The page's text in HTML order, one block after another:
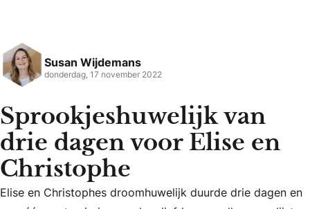
Susan Wijdemans
donderdag, 17 november 2022
Sprookjeshuwelijk van
drie dagen voor Elise en
Christophe
Elise en Christophes droomhuwelijk duurde drie dagen en
Elise en Christophes droomhuwelijk duurde drie dagen en